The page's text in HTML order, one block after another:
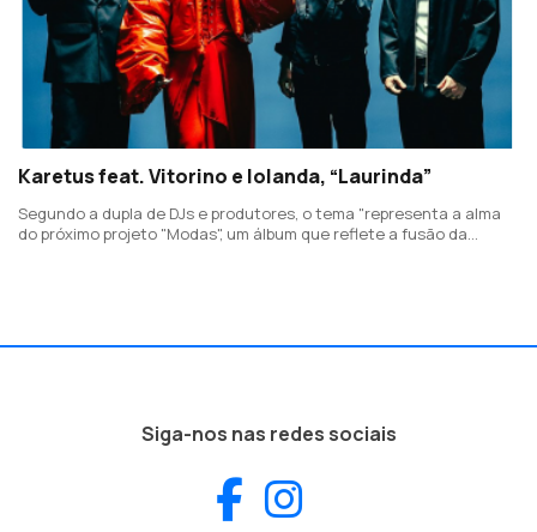
Karetus feat. Vitorino e Iolanda, “Laurinda”
Segundo a dupla de DJs e produtores, o tema "representa a alma
do próximo projeto "Modas", um álbum que reflete a fusão da
Siga-nos nas redes sociais
Facebook